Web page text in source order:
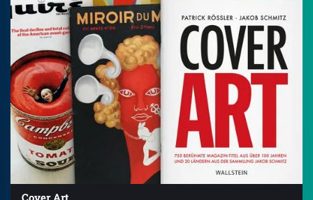
Cover Art